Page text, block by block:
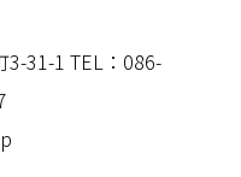
3-31-1 TEL：086-